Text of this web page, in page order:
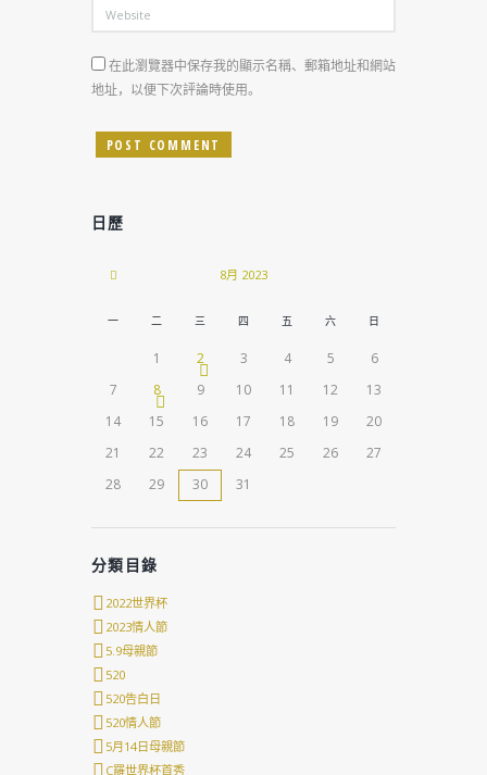
在此瀏覽器中保存我的顯示名稱、郵箱地址和網站
地址，以便下次評論時使用。
日歷
8月 2023
一 二 三 四 五 六 日
1 2 3 4 5
6
7
8 9 10 11 12
13
14
15 16 17 18 19
20
21
22 23 24 25 26
27
28
29 30 31
分類目錄
2022世界杯
2023情人節
5.9母親節
520
520告白日
520情人節
5月14日母親節
C羅世界杯首秀